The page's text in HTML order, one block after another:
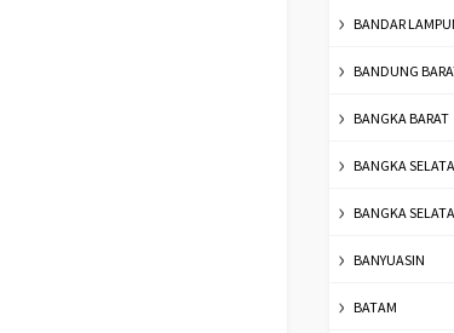
BANDAR
BANDUNG
BANGKA BARAT
BANGKA
BANGKA
BANYUASIN
BATAM